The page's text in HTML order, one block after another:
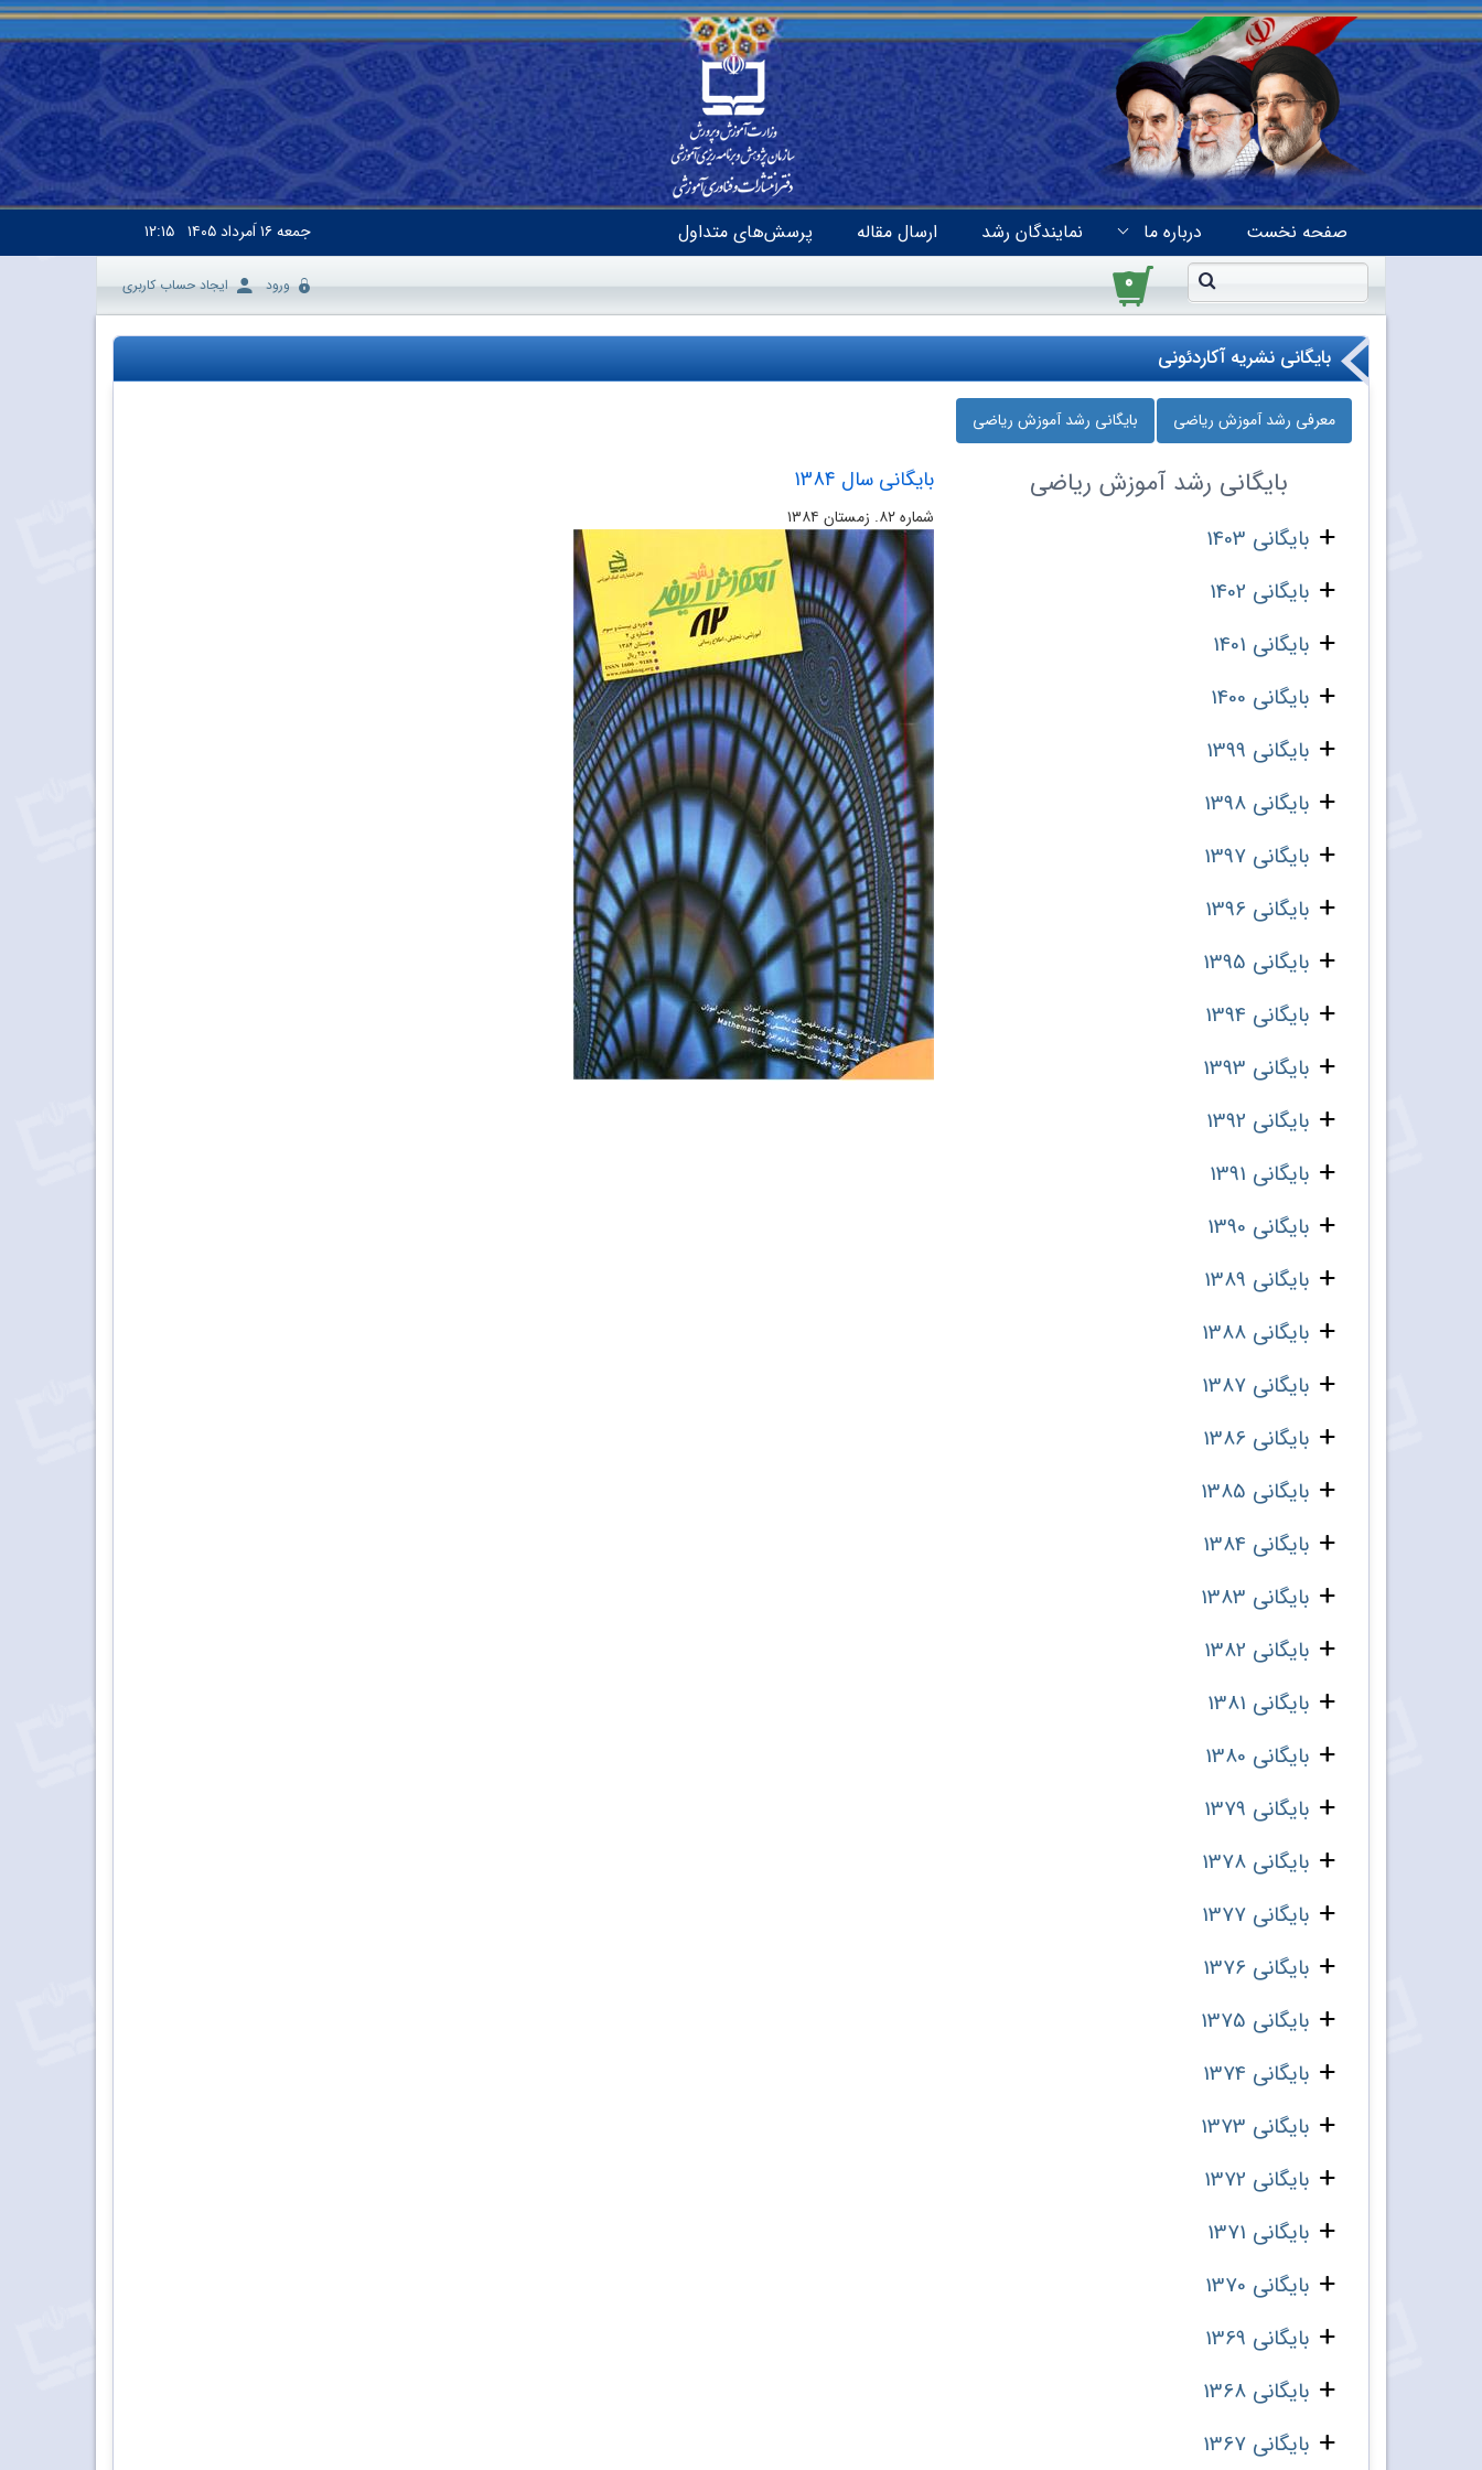
صفحه نخست درباره ما نمایندگان رشد ارسال مقاله پرسش‌های متداول جمعه۱۶ اَمرداد ۱۴۰۵ ۱۲:۱۵
۰ ورود ایجاد حساب کاربری
بایگانی نشریه آکاردئونی
معرفی رشد آموزش ریاضی بایگانی رشد آموزش ریاضی
بایگانی رشد آموزش ریاضی
بایگانی 1403
بایگانی 1402
بایگانی 1401
بایگانی 1400
بایگانی 1399
بایگانی 1398
بایگانی 1397
بایگانی 1396
بایگانی 1395
بایگانی 1394
بایگانی 1393
بایگانی 1392
بایگانی 1391
بایگانی 1390
بایگانی 1389
بایگانی 1388
بایگانی 1387
بایگانی 1386
بایگانی 1385
بایگانی 1384
بایگانی 1383
بایگانی 1382
بایگانی 1381
بایگانی 1380
بایگانی 1379
بایگانی 1378
بایگانی 1377
بایگانی 1376
بایگانی 1375
بایگانی 1374
بایگانی 1373
بایگانی 1372
بایگانی 1371
بایگانی 1370
بایگانی 1369
بایگانی 1368
بایگانی 1367
بایگانی سال 1384
شماره ۸۲. زمستان ۱۳۸۴